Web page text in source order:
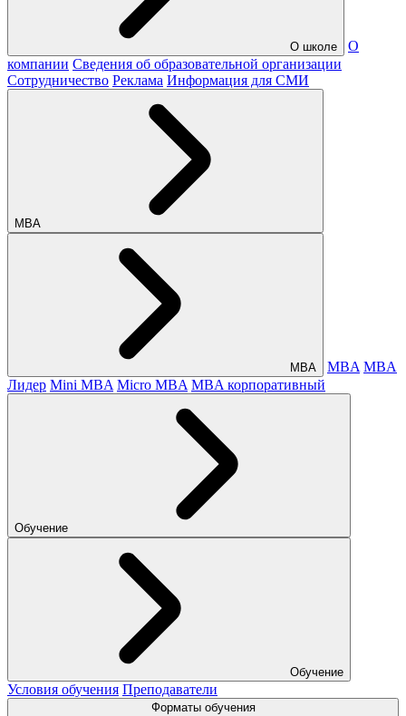
О школе
О
компании Сведения об образовательной организации
Сотрудничество Реклама Информация для СМИ
МВА
МВА MBA MBA
Лидер Mini MBA Micro MBA MBA корпоративный
Обучение
Обучение
Условия обучения Преподаватели
Форматы обучения